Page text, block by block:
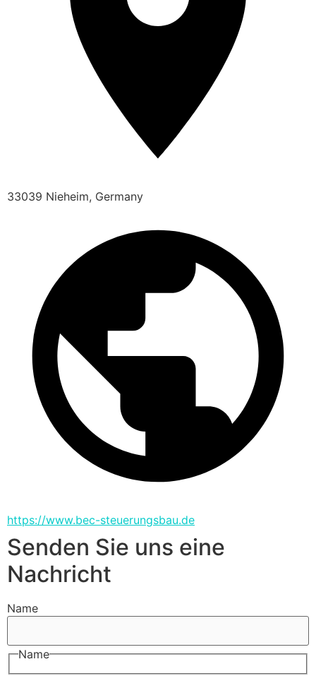
33039 Nieheim, Germany
https://www.bec-steuerungsbau.de
Senden Sie uns eine
Nachricht
Name
Name